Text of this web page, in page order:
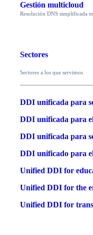
Gestión multicloud
Resolución DNS simplificada
Sectores
Sectores a los que servimos
DDI unificada para
DDI unificada para
DDI unificada para
DDI unificado para
Unified DDI for
Unified DDI for the
Unified DDI for